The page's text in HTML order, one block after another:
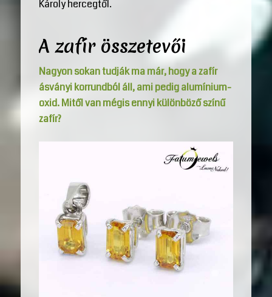
Károly hercegtől.
A zafír összetevői
Nagyon sokan tudják ma már, hogy a zafír
ásványi korrundból áll, ami pedig alumínium-
oxid. Mitől van mégis ennyi különböző színű
zafír?